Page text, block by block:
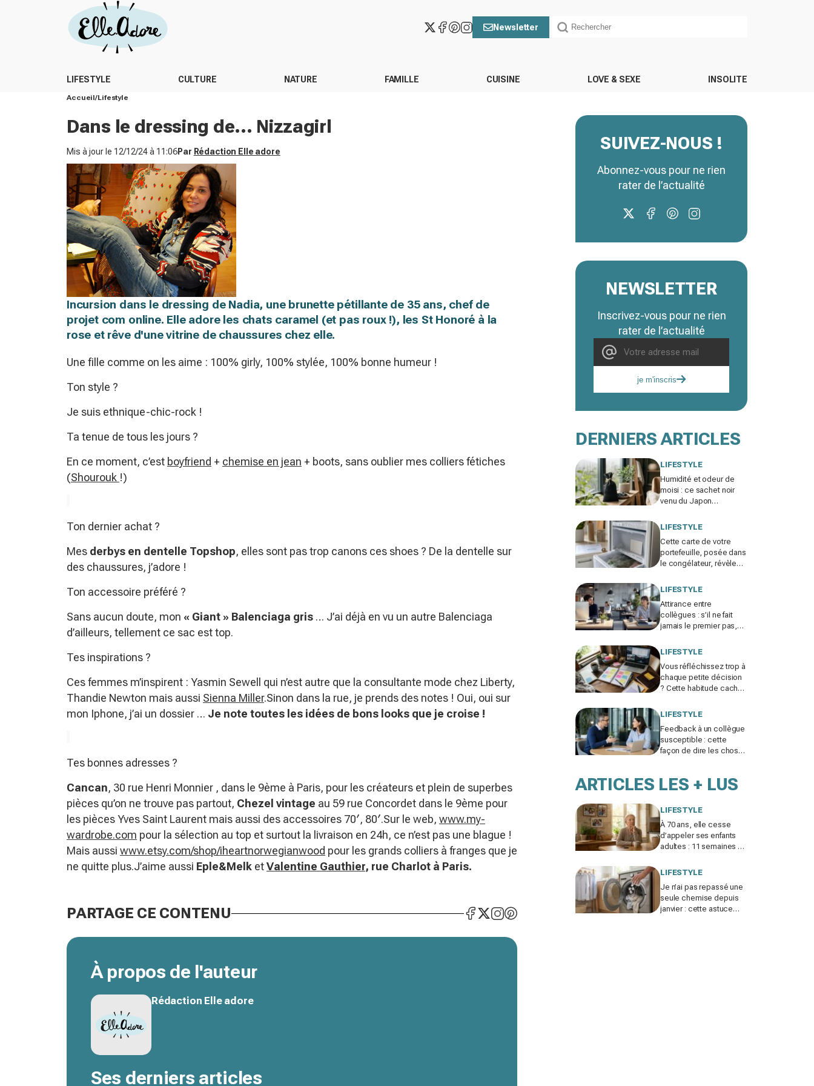
Newsletter
LIFESTYLE CULTURE NATURE FAMILLE CUISINE LOVE & SEXE INSOLITE
Accueil Lifestyle
Dans le dressing de... Nizzagirl
Mis à jour le 12/12/24 à 11:06Par Rédaction Elle adore
Incursion dans le dressing de Nadia, une brunette pétillante de 35 ans, chef de
projet com online. Elle adore les chats caramel (et pas roux !), les St Honoré à la
rose et rêve d'une vitrine de chaussures chez elle.
Une fille comme on les aime : 100% girly, 100% stylée, 100% bonne humeur !
Ton style ?
Je suis ethnique-chic-rock !
Ta tenue de tous les jours ?
En ce moment, c’est boyfriend + chemise en jean + boots, sans oublier mes colliers fétiches
(Shourouk !)
Ton dernier achat ?
Mes derbys en dentelle Topshop, elles sont pas trop canons ces shoes ? De la dentelle sur
des chaussures, j’adore !
Ton accessoire préféré ?
Sans aucun doute, mon « Giant » Balenciaga gris … J’ai déjà en vu un autre Balenciaga
d’ailleurs, tellement ce sac est top.
Tes inspirations ?
Ces femmes m’inspirent : Yasmin Sewell qui n’est autre que la consultante mode chez Liberty,
Thandie Newton mais aussi Sienna Miller.Sinon dans la rue, je prends des notes ! Oui, oui sur
mon Iphone, j’ai un dossier … Je note toutes les idées de bons looks que je croise !
Tes bonnes adresses ?
Cancan, 30 rue Henri Monnier , dans le 9ème à Paris, pour les créateurs et plein de superbes
pièces qu’on ne trouve pas partout, Chezel vintage au 59 rue Concordet dans le 9ème pour
les pièces Yves Saint Laurent mais aussi des accessoires 70′, 80′.Sur le web, www.my-
wardrobe.com pour la sélection au top et surtout la livraison en 24h, ce n’est pas une blague !
Mais aussi www.etsy.com/shop/iheartnorwegianwood pour les grands colliers à franges que je
ne quitte plus.J’aime aussi Eple&Melk etValentine Gauthier, rue Charlot à Paris.
PARTAGE CE CONTENU
À propos de l'auteur
Rédaction Elle adore
Ses derniers articles
SUIVEZ-NOUS !
Abonnez-vous pour ne rien
rater de l’actualité
NEWSLETTER
Inscrivez-vous pour ne rien
rater de l’actualité
je m'inscris
DERNIERS ARTICLES
LIFESTYLE
Humidité et odeur de
moisi : ce sachet noir
venu du Japon
déshumidificateur sans
LIFESTYLE
Cette carte de votre
portefeuille, posée dans
le congélateur, révèle
d’électricité grimpe
LIFESTYLE
Attirance entre
collègues : s’il ne fait
jamais le premier pas,
mais pour une raison
LIFESTYLE
Vous réfléchissez trop à
chaque petite décision
? Cette habitude cachée
votre vie
LIFESTYLE
Feedback à un collègue
susceptible : cette
façon de dire les choses
ARTICLES LES + LUS
LIFESTYLE
À 70 ans, elle cesse
d’appeler ses enfants
adultes : 11 semaines de
brutale sur les familles
LIFESTYLE
Je n’ai pas repassé une
seule chemise depuis
janvier : cette astuce